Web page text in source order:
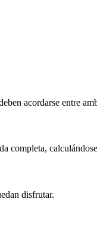
acordarse entre
completa,
disfrutar.